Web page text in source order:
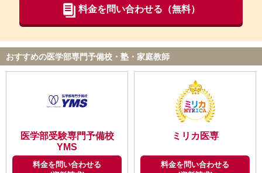
料金を問い合わせる（無料）
おすすめの医学部専門予備校・塾・家庭教師
医学部受験専門予備校
YMS
料金を問い合わせる
ミリカ医専
料金を問い合わせる